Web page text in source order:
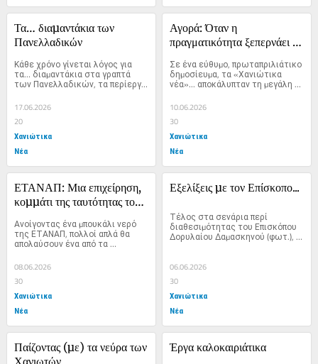
Τα… διαµαντάκια των
Πανελλαδικών
Κάθε χρόνο γίνεται λόγος για
τα… διαµαντάκια στα γραπτά
των Πανελλαδικών, τα περίεργα
17.06.2026
20
Χανιώτικα
Νέα
Αγορά: Όταν η
πραγματικότητα ξεπερνάει
Σε ένα εύθυµο, πρωταπριλιάτικο
δηµοσίευµα, τα «Χανιώτικα
νέα»... αποκάλυπταν τη µεγάλη
συµφωνία παραχώρησης της...
10.06.2026
30
Χανιώτικα
Νέα
ΕΤΑΝΑΠ: Μια επιχείρηση,
κοµµάτι της ταυτότητας του
Ανοίγοντας ένα µπουκάλι νερό
της ΕΤΑΝΑΠ, πολλοί απλά θα
απολαύσουν ένα από τα
08.06.2026
30
Χανιώτικα
Νέα
Εξελίξεις µε τον Επίσκοπο...
Τέλος στα σενάρια περί
διαθεσιµότητας του Επισκόπου
∆ορυλαίου ∆αµασκηνού (φωτ.),
έρχεται να βάλει επίσηµη...
06.06.2026
30
Χανιώτικα
Νέα
Παίζοντας (µε) τα νεύρα των
Έργα καλοκαιριάτικα